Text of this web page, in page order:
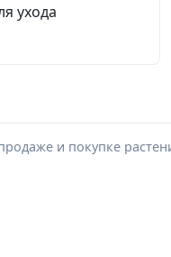
ухода
и покупке